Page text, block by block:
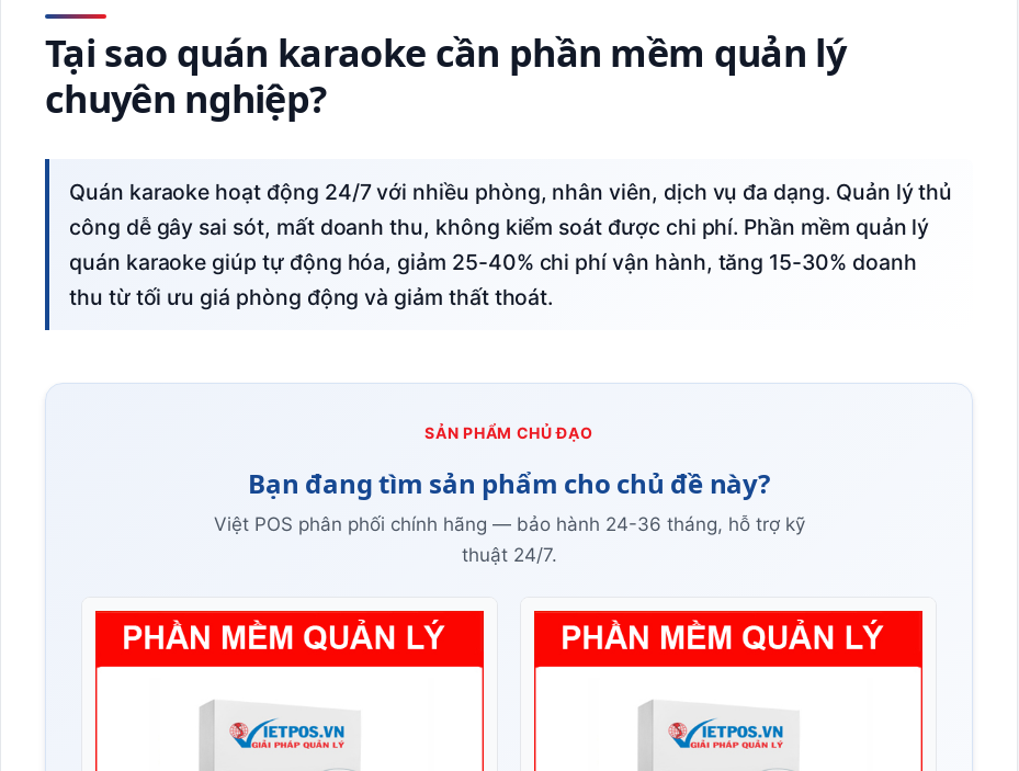
Tại sao quán karaoke cần phần mềm quản lý
chuyên nghiệp?
Quán karaoke hoạt động 24/7 với nhiều phòng, nhân viên, dịch vụ đa dạng. Quản lý thủ
công dễ gây sai sót, mất doanh thu, không kiểm soát được chi phí. Phần mềm quản lý
quán karaoke giúp tự động hóa, giảm 25-40% chi phí vận hành, tăng 15-30% doanh
thu từ tối ưu giá phòng động và giảm thất thoát.
SẢN PHẨM CHỦ ĐẠO
Bạn đang tìm sản phẩm cho chủ đề này?
Việt POS phân phối chính hãng — bảo hành 24-36 tháng, hỗ trợ kỹ
thuật 24/7.